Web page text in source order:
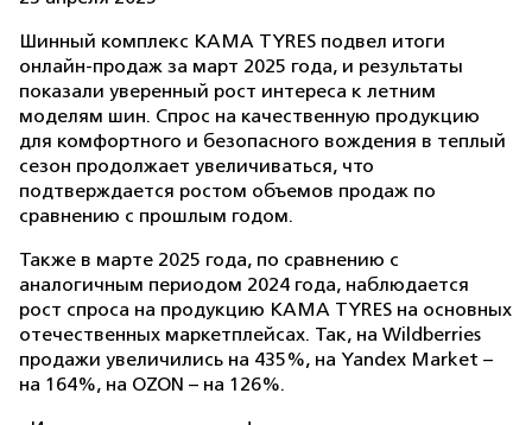
Шинный комплекс KAMA TYRES подвел итоги
онлайн-продаж за март 2025 года, и результаты
показали уверенный рост интереса к летним
моделям шин. Спрос на качественную продукцию
для комфортного и безопасного вождения в теплый
сезон продолжает увеличиваться, что
подтверждается ростом объемов продаж по
сравнению с прошлым годом.
Также в марте 2025 года, по сравнению с
аналогичным периодом 2024 года, наблюдается
рост спроса на продукцию KAMA TYRES на основных
отечественных маркетплейсах. Так, на Wildberries
продажи увеличились на 435%, на Yandex Market –
на 164%, на OZON – на 126%.